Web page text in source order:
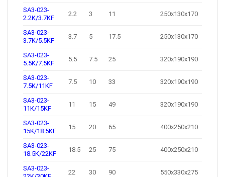
SA3-023-
2.2K/3.7KF
2.2 3 11 250x130x170
SA3-023-
3.7K/5.5KF
3.7 5 17.5 250x130x170
SA3-023-
5.5K/7.5KF
5.5 7.5 25 320x190x190
SA3-023-
7.5K/11KF
7.5 10 33 320x190x190
SA3-023-
11K/15KF
11 15 49 320x190x190
SA3-023-
15K/18.5KF
15 20 65 400x250x210
SA3-023-
18.5K/22KF
18.5 25 75 400x250x210
SA3-023-
22 30 90 550x330x275